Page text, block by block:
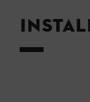
Install